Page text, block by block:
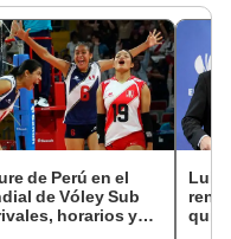
de Perú en el
de Vóley Sub
horarios y
Luis